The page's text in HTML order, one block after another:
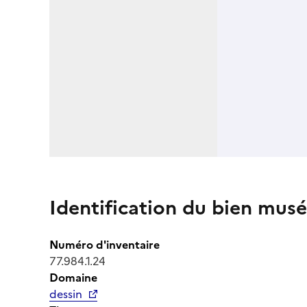
Identification du bien
Numéro d'inventaire
77.984.1.24
Domaine
dessin